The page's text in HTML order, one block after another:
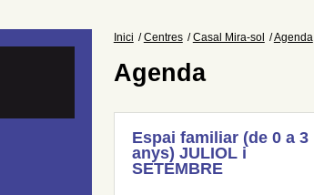
Inici Centres Casal Mira-sol Agenda
Agenda
Espai familiar (de 0 a 3
anys) JULIOL i
SETEMBRE